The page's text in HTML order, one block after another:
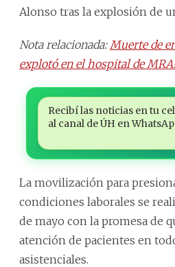
Alonso tras la explosión de
Nota relacionada: Muerte de
explotó en el hospital de
Recibí las noticias en tu
al canal de ÚH en
La movilización para
condiciones laborales se
de mayo con la promesa de
atención de pacientes en
asistenciales.